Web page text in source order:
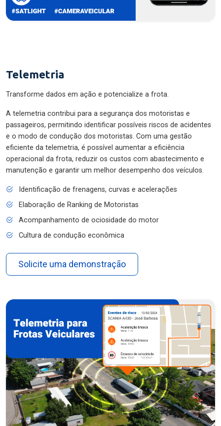
Telemetria
Transforme dados em ação e potencialize a frota.
A telemetria contribui para a segurança dos motoristas e
passageiros, permitindo identificar possíveis riscos de acidentes
e o modo de condução dos motoristas. Com uma gestão
eficiente da telemetria, é possível aumentar a eficiência
operacional da frota, reduzir os custos com abastecimento e
manutenção e garantir um melhor desempenho dos veículos.
Identificação de frenagens, curvas e acelerações
Elaboração de Ranking de Motoristas
Acompanhamento de ociosidade do motor
Cultura de condução econômica
Solicite uma demonstração